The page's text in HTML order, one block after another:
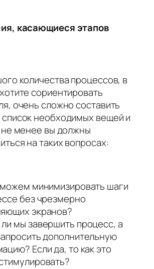
касающиеся этапов
количества процессов, в
сориентировать
очень сложно составить
необходимых вещей и
не менее вы должны
на таких вопросах:
минимизировать шаги
без чрезмерно
экранов?
мы завершить процесс, а
дополнительную
Если да, то как это